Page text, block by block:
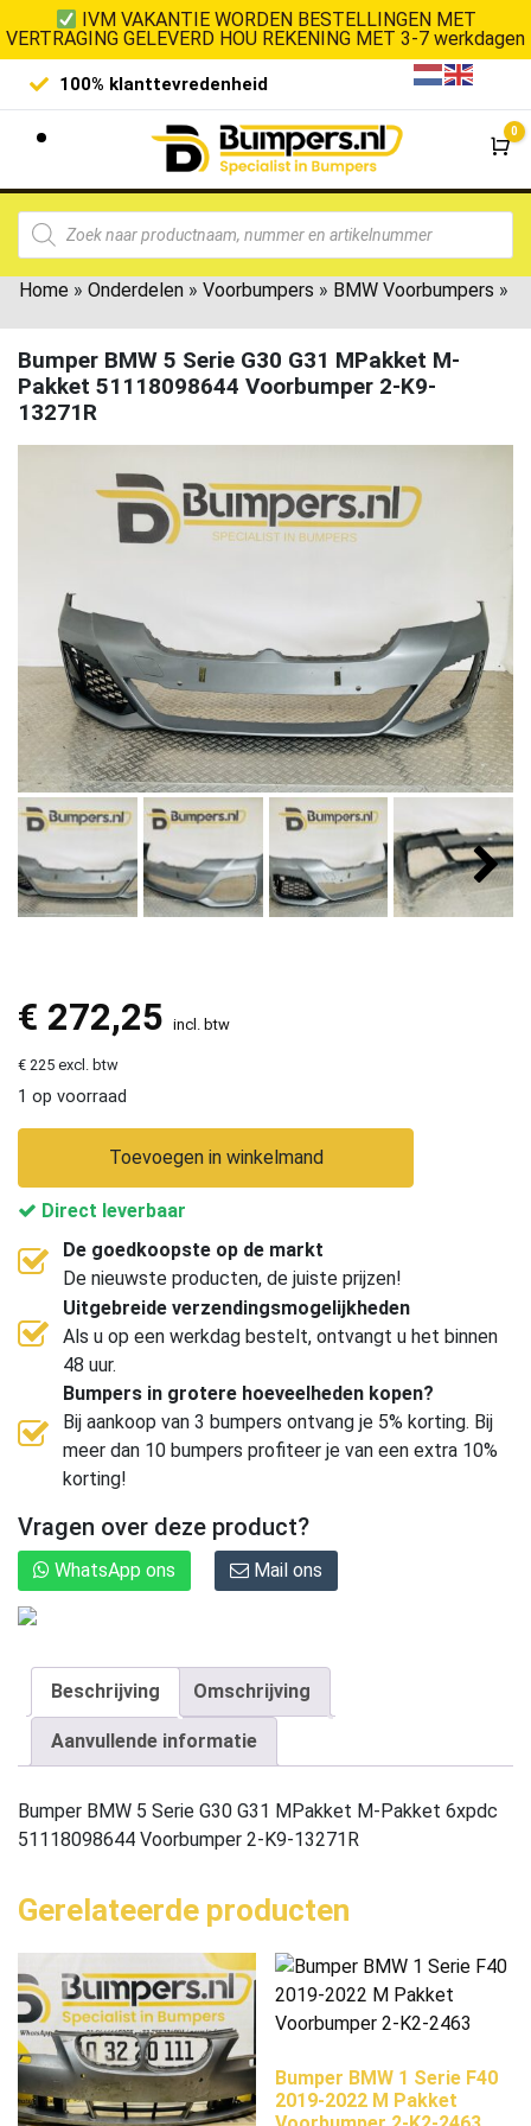
IVM VAKANTIE WORDEN BESTELLINGEN MET
VERTRAGING GELEVERD HOU REKENING MET 3-7 werkdagen
100% klanttevredenheid
0
Home » Onderdelen » Voorbumpers » BMW Voorbumpers »
Bumper BMW 5 Serie G30 G31 MPakket M-
Pakket 51118098644 Voorbumper 2-K9-
13271R
€ 272,25 incl. btw
€ 225 excl. btw
1 op voorraad
Toevoegen in winkelmand
Direct leverbaar
De goedkoopste op de markt
De nieuwste producten, de juiste prijzen!
Uitgebreide verzendingsmogelijkheden
Als u op een werkdag bestelt, ontvangt u het binnen
48 uur.
Bumpers in grotere hoeveelheden kopen?
Bij aankoop van 3 bumpers ontvang je 5% korting. Bij
meer dan 10 bumpers profiteer je van een extra 10%
korting!
Vragen over deze product?
WhatsApp ons Mail ons
Beschrijving Omschrijving
Aanvullende informatie
Bumper BMW 5 Serie G30 G31 MPakket M-Pakket 6xpdc
51118098644 Voorbumper 2-K9-13271R
Gerelateerde producten
Bumper BMW 1 Serie F40
2019-2022 M Pakket